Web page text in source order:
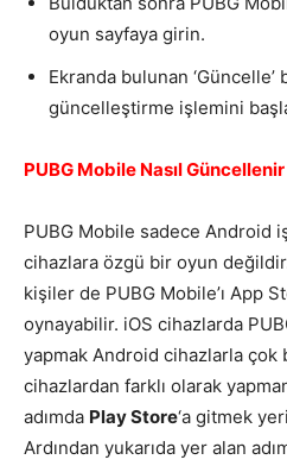
oyun sayfaya girin.
Ekranda bulunan
güncelleştirme işlemini
PUBG Mobile Nasıl Güncellenir
PUBG Mobile sadece Android
cihazlara özgü bir oyun
kişiler de PUBG Mobile’ı App
oynayabilir. iOS cihazlarda
yapmak Android cihazlarla çok
cihazlardan farklı olarak
adımda Play Store‘a gitmek
Ardından yukarıda yer alan